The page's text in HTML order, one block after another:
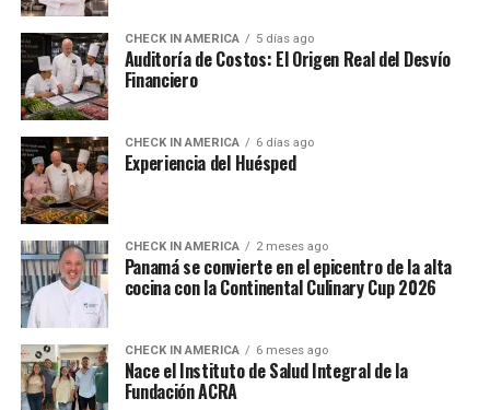
CHECK IN AMERICA 5 días ago
Auditoría de Costos: El Origen Real del Desvío
Financiero
CHECK IN AMERICA 6 días ago
Experiencia del Huésped
CHECK IN AMERICA 2 meses ago
Panamá se convierte en el epicentro de la alta
cocina con la Continental Culinary Cup 2026
CHECK IN AMERICA 6 meses ago
Nace el Instituto de Salud Integral de la
Fundación ACRA